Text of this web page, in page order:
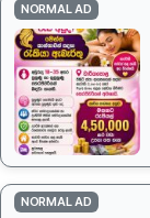
NORMAL AD
NORMAL AD